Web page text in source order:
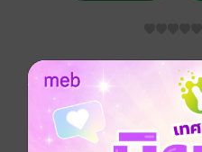
อยากได้ ซื้อเป็นของขวัญ